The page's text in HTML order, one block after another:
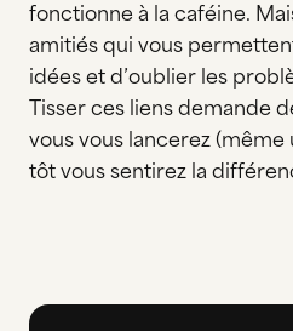
fonctionne à la caféine.
amitiés qui vous
idées et d’oublier les
Tisser ces liens demande
vous vous lancerez
tôt vous sentirez la